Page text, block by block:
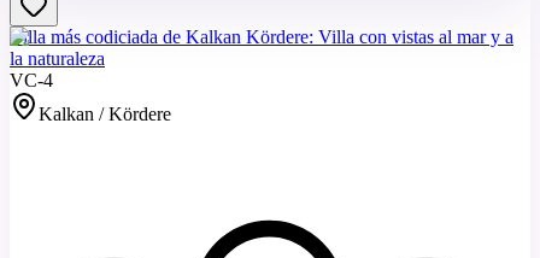
Villa más codiciada de Kalkan Kördere: Villa con vistas al mar y a
la naturaleza
VC-4
Kalkan / Kördere